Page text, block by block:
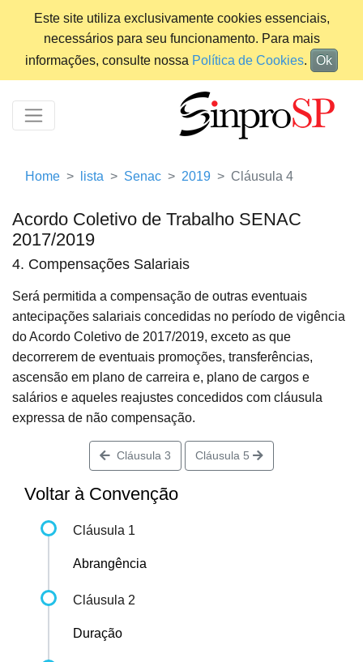
Este site utiliza exclusivamente cookies essenciais,
necessários para seu funcionamento. Para mais
informações, consulte nossa Política de Cookies. Ok
Home lista Senac 2019 Cláusula 4
Acordo Coletivo de Trabalho SENAC
2017/2019
4. Compensações Salariais
Será permitida a compensação de outras eventuais
antecipações salariais concedidas no período de vigência
do Acordo Coletivo de 2017/2019, exceto as que
decorrerem de eventuais promoções, transferências,
ascensão em plano de carreira e, plano de cargos e
salários e aqueles reajustes concedidos com cláusula
expressa de não compensação.
Cláusula 3 Cláusula 5
Voltar à Convenção
Cláusula 1
Abrangência
Cláusula 2
Duração